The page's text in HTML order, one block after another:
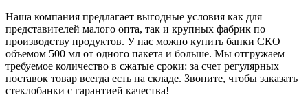
Наша компания предлагает выгодные условия как для
представителей малого опта, так и крупных фабрик по
производству продуктов. У нас можно купить банки СКО
объемом 500 мл от одного пакета и больше. Мы отгружаем
требуемое количество в сжатые сроки: за счет регулярных
поставок товар всегда есть на складе. Звоните, чтобы заказать
стеклобанки с гарантией качества!